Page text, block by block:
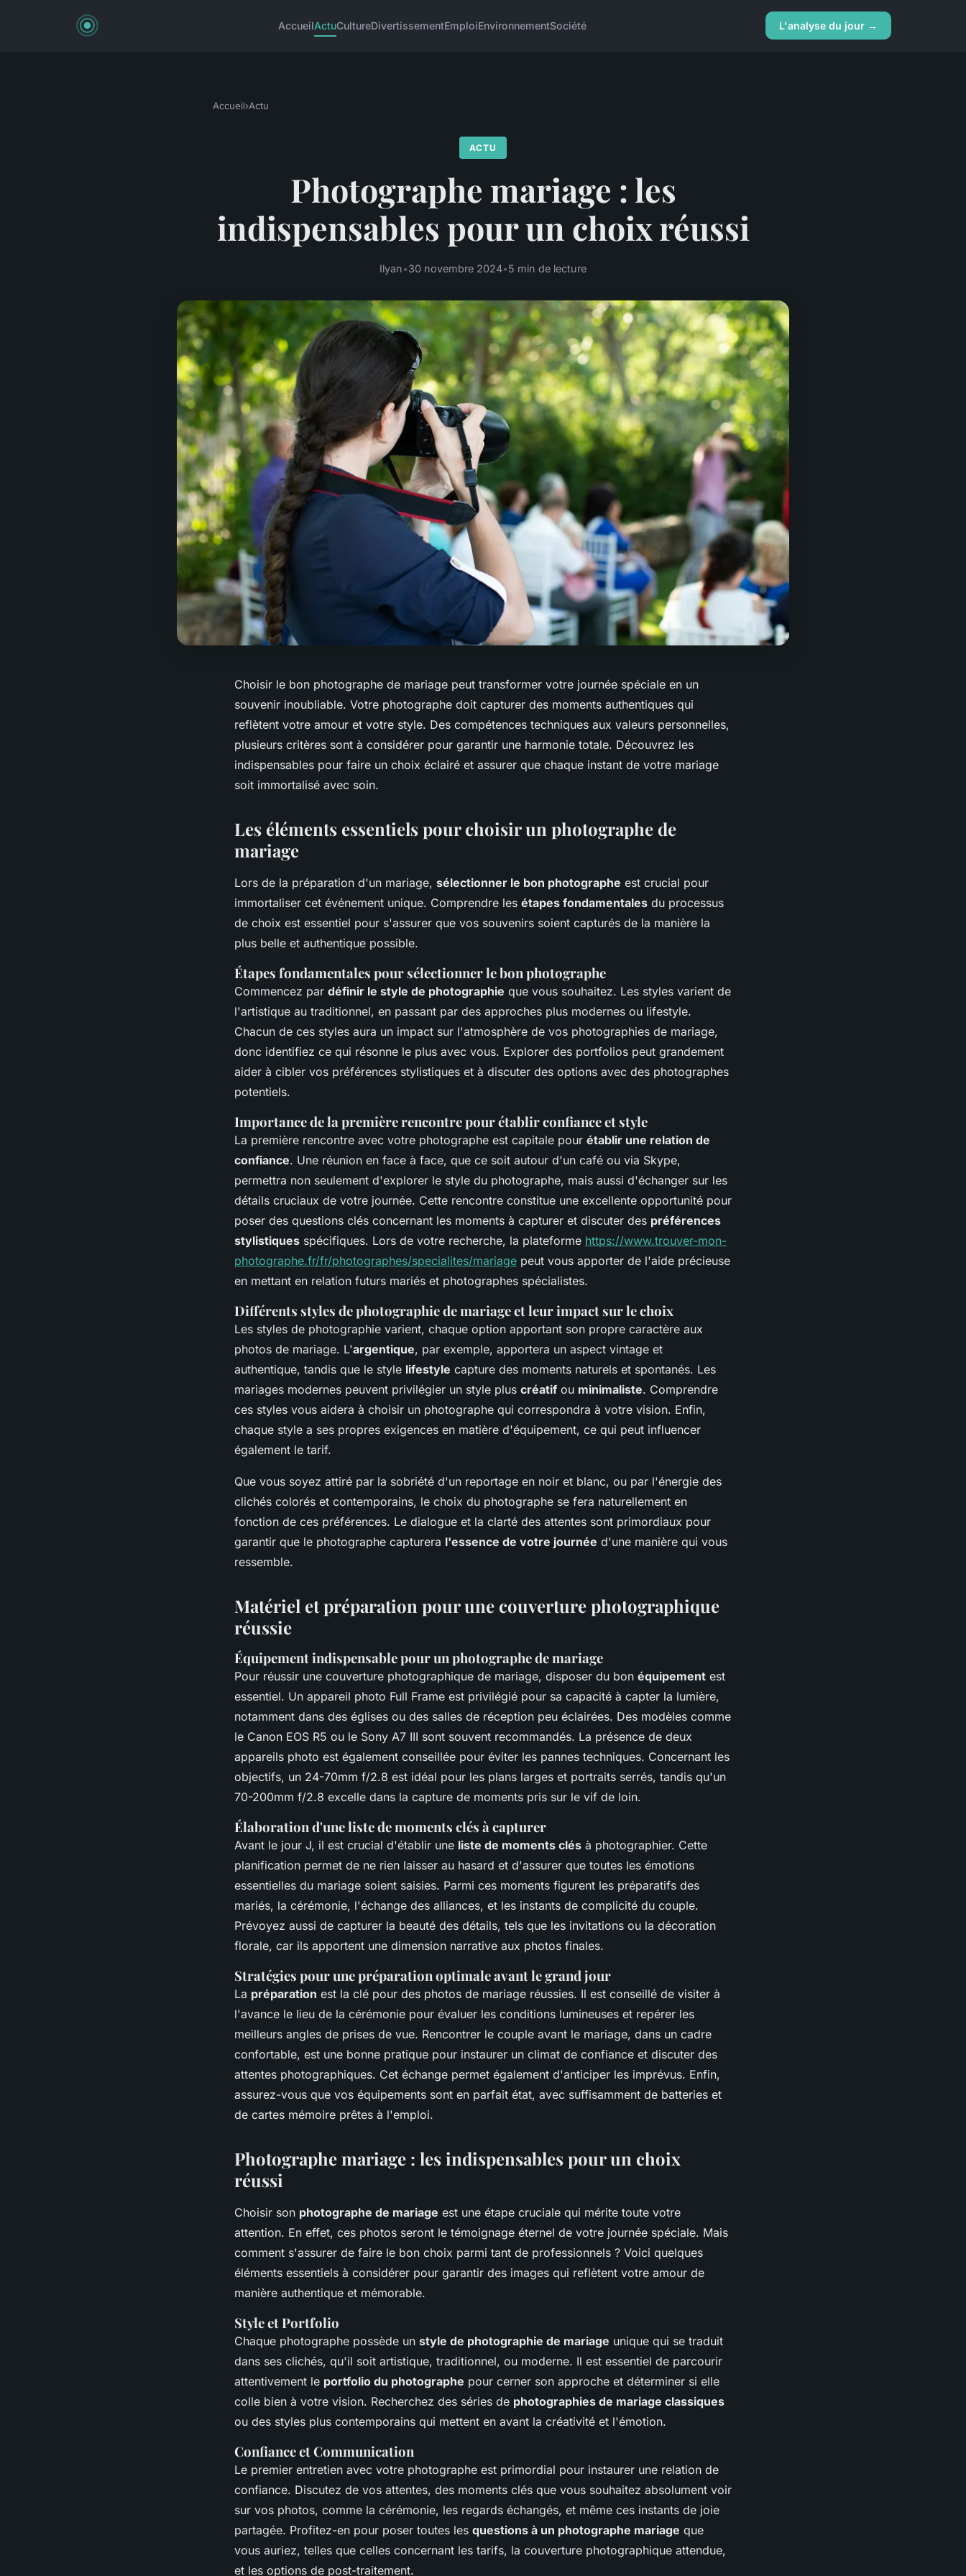
AccueilActuCultureDivertissementEmploiEnvironnementSociété L'analyse du jour →
Accueil›Actu
ACTU
Photographe mariage : les
indispensables pour un choix réussi
Ilyan•30 novembre 2024•5 min de lecture
Choisir le bon photographe de mariage peut transformer votre journée spéciale en un
souvenir inoubliable. Votre photographe doit capturer des moments authentiques qui
reflètent votre amour et votre style. Des compétences techniques aux valeurs personnelles,
plusieurs critères sont à considérer pour garantir une harmonie totale. Découvrez les
indispensables pour faire un choix éclairé et assurer que chaque instant de votre mariage
soit immortalisé avec soin.
Les éléments essentiels pour choisir un photographe de
mariage
Lors de la préparation d'un mariage, sélectionner le bon photographe est crucial pour
immortaliser cet événement unique. Comprendre les étapes fondamentales du processus
de choix est essentiel pour s'assurer que vos souvenirs soient capturés de la manière la
plus belle et authentique possible.
Étapes fondamentales pour sélectionner le bon photographe
Commencez par définir le style de photographie que vous souhaitez. Les styles varient de
l'artistique au traditionnel, en passant par des approches plus modernes ou lifestyle.
Chacun de ces styles aura un impact sur l'atmosphère de vos photographies de mariage,
donc identifiez ce qui résonne le plus avec vous. Explorer des portfolios peut grandement
aider à cibler vos préférences stylistiques et à discuter des options avec des photographes
potentiels.
Importance de la première rencontre pour établir confiance et style
La première rencontre avec votre photographe est capitale pour établir une relation de
confiance. Une réunion en face à face, que ce soit autour d'un café ou via Skype,
permettra non seulement d'explorer le style du photographe, mais aussi d'échanger sur les
détails cruciaux de votre journée. Cette rencontre constitue une excellente opportunité pour
poser des questions clés concernant les moments à capturer et discuter des préférences
stylistiques spécifiques. Lors de votre recherche, la plateforme https://www.trouver-mon-
photographe.fr/fr/photographes/specialites/mariage peut vous apporter de l'aide précieuse
en mettant en relation futurs mariés et photographes spécialistes.
Différents styles de photographie de mariage et leur impact sur le choix
Les styles de photographie varient, chaque option apportant son propre caractère aux
photos de mariage. L'argentique, par exemple, apportera un aspect vintage et
authentique, tandis que le style lifestyle capture des moments naturels et spontanés. Les
mariages modernes peuvent privilégier un style plus créatif ou minimaliste. Comprendre
ces styles vous aidera à choisir un photographe qui correspondra à votre vision. Enfin,
chaque style a ses propres exigences en matière d'équipement, ce qui peut influencer
également le tarif.
Que vous soyez attiré par la sobriété d'un reportage en noir et blanc, ou par l'énergie des
clichés colorés et contemporains, le choix du photographe se fera naturellement en
fonction de ces préférences. Le dialogue et la clarté des attentes sont primordiaux pour
garantir que le photographe capturera l'essence de votre journée d'une manière qui vous
ressemble.
Matériel et préparation pour une couverture photographique
réussie
Équipement indispensable pour un photographe de mariage
Pour réussir une couverture photographique de mariage, disposer du bon équipement est
essentiel. Un appareil photo Full Frame est privilégié pour sa capacité à capter la lumière,
notamment dans des églises ou des salles de réception peu éclairées. Des modèles comme
le Canon EOS R5 ou le Sony A7 III sont souvent recommandés. La présence de deux
appareils photo est également conseillée pour éviter les pannes techniques. Concernant les
objectifs, un 24-70mm f/2.8 est idéal pour les plans larges et portraits serrés, tandis qu'un
70-200mm f/2.8 excelle dans la capture de moments pris sur le vif de loin.
Élaboration d'une liste de moments clés à capturer
Avant le jour J, il est crucial d'établir une liste de moments clés à photographier. Cette
planification permet de ne rien laisser au hasard et d'assurer que toutes les émotions
essentielles du mariage soient saisies. Parmi ces moments figurent les préparatifs des
mariés, la cérémonie, l'échange des alliances, et les instants de complicité du couple.
Prévoyez aussi de capturer la beauté des détails, tels que les invitations ou la décoration
florale, car ils apportent une dimension narrative aux photos finales.
Stratégies pour une préparation optimale avant le grand jour
La préparation est la clé pour des photos de mariage réussies. Il est conseillé de visiter à
l'avance le lieu de la cérémonie pour évaluer les conditions lumineuses et repérer les
meilleurs angles de prises de vue. Rencontrer le couple avant le mariage, dans un cadre
confortable, est une bonne pratique pour instaurer un climat de confiance et discuter des
attentes photographiques. Cet échange permet également d'anticiper les imprévus. Enfin,
assurez-vous que vos équipements sont en parfait état, avec suffisamment de batteries et
de cartes mémoire prêtes à l'emploi.
Photographe mariage : les indispensables pour un choix
réussi
Choisir son photographe de mariage est une étape cruciale qui mérite toute votre
attention. En effet, ces photos seront le témoignage éternel de votre journée spéciale. Mais
comment s'assurer de faire le bon choix parmi tant de professionnels ? Voici quelques
éléments essentiels à considérer pour garantir des images qui reflètent votre amour de
manière authentique et mémorable.
Style et Portfolio
Chaque photographe possède un style de photographie de mariage unique qui se traduit
dans ses clichés, qu'il soit artistique, traditionnel, ou moderne. Il est essentiel de parcourir
attentivement le portfolio du photographe pour cerner son approche et déterminer si elle
colle bien à votre vision. Recherchez des séries de photographies de mariage classiques
ou des styles plus contemporains qui mettent en avant la créativité et l'émotion.
Confiance et Communication
Le premier entretien avec votre photographe est primordial pour instaurer une relation de
confiance. Discutez de vos attentes, des moments clés que vous souhaitez absolument voir
sur vos photos, comme la cérémonie, les regards échangés, et même ces instants de joie
partagée. Profitez-en pour poser toutes les questions à un photographe mariage que
vous auriez, telles que celles concernant les tarifs, la couverture photographique attendue,
et les options de post-traitement.